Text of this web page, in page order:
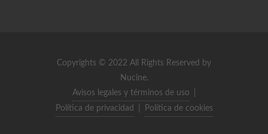
Copyrights © 2022 All Rights Reserved by
Nucine.
Avisos legales y términos de uso
Política de privacidad
Política de cookies